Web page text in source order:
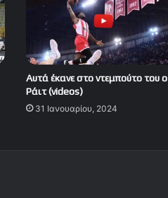
Αυτά έκανε στο ντεμπούτο του ο
Ράιτ (videos)
31 Ιανουαρίου, 2024